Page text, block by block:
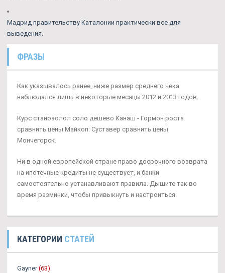
Мадрид правительству Каталонии практически все для
выведения.
ФРАЗЫ
Как указывалось ранее, ниже размер среднего чека
наблюдался лишь в некоторые месяцы 2012 и 2013 годов.
Курс станозолол соло дешево Канаш - Гормон роста
сравнить цены Майкоп: Суставер сравнить цены
Мончегорск.
Ни в одной европейской стране право досрочного возврата
на ипотечные кредиты не существует, и банки
самостоятельно устанавливают правила. Дышите так во
время разминки, чтобы привыкнуть и настроиться.
КАТЕГОРИИ СТАТЕЙ
Gayner (63)